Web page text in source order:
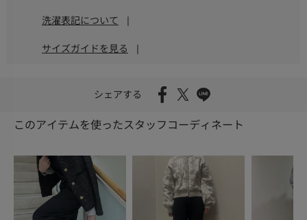
洗濯表記について |
サイズガイドを見る |
シェアする
このアイテムを使ったスタッフコーディネート